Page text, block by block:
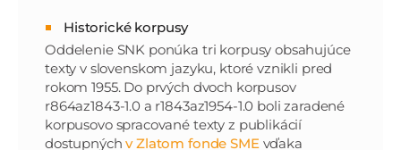
Historické korpusy
Oddelenie SNK ponúka tri korpusy obsahujúce
texty v slovenskom jazyku, ktoré vznikli pred
rokom 1955. Do prvých dvoch korpusov
r864az1843-1.0 a r1843az1954-1.0 boli zaradené
korpusovo spracované texty z publikácií
dostupnýchv Zlatom fonde SME vďaka